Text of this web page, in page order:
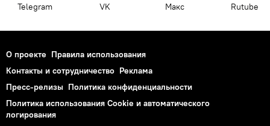
Telegram VK Макс Rutube
О проекте Правила использования
Контакты и сотрудничество Реклама
Пресс-релизы Политика конфиденциальности
Политика использования Cookie и автоматического
логирования